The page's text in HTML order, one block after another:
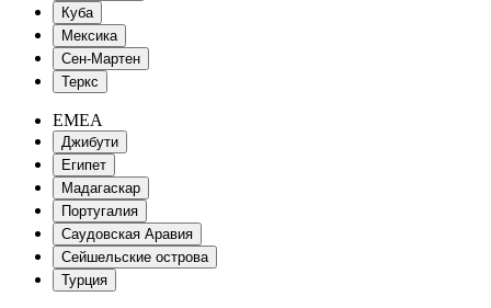
Куба
Мексика
Сен-Мартен
Теркс
EMEA
Джибути
Египет
Мадагаскар
Португалия
Саудовская Аравия
Сейшельские острова
Турция